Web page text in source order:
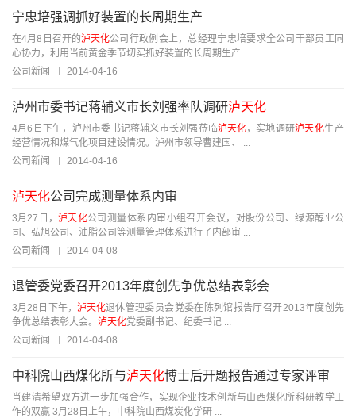
宁忠培强调抓好装置的长周期生产
在4月8日召开的泸天化公司行政例会上，总经理宁忠培要求全公司干部员工同
心协力，利用当前黄金季节切实抓好装置的长周期生产 ...
公司新闻
2014-04-16
泸州市委书记蒋辅义市长刘强率队调研泸天化
4月6日下午，泸州市委书记蒋辅义市长刘强莅临泸天化，实地调研泸天化生产
经营情况和煤气化项目建设情况。泸州市领导曹建国、 ...
公司新闻
2014-04-16
泸天化公司完成测量体系内审
3月27日， 泸天化公司测量体系内审小组召开会议，对股份公司、绿源醇业公
司、弘旭公司、油脂公司等测量管理体系进行了内部审 ...
公司新闻
2014-04-08
退管委党委召开2013年度创先争优总结表彰会
3月28日下午， 泸天化退休管理委员会党委在陈列馆报告厅召开2013年度创先
争优总结表彰大会。 泸天化党委副书记、纪委书记 ...
公司新闻
2014-04-08
中科院山西煤化所与泸天化博士后开题报告通过专家评审
肖建清希望双方进一步加强合作，实现企业技术创新与山西煤化所科研教学工
作的双赢 3月28日上午，中科院山西煤炭化学研 ...